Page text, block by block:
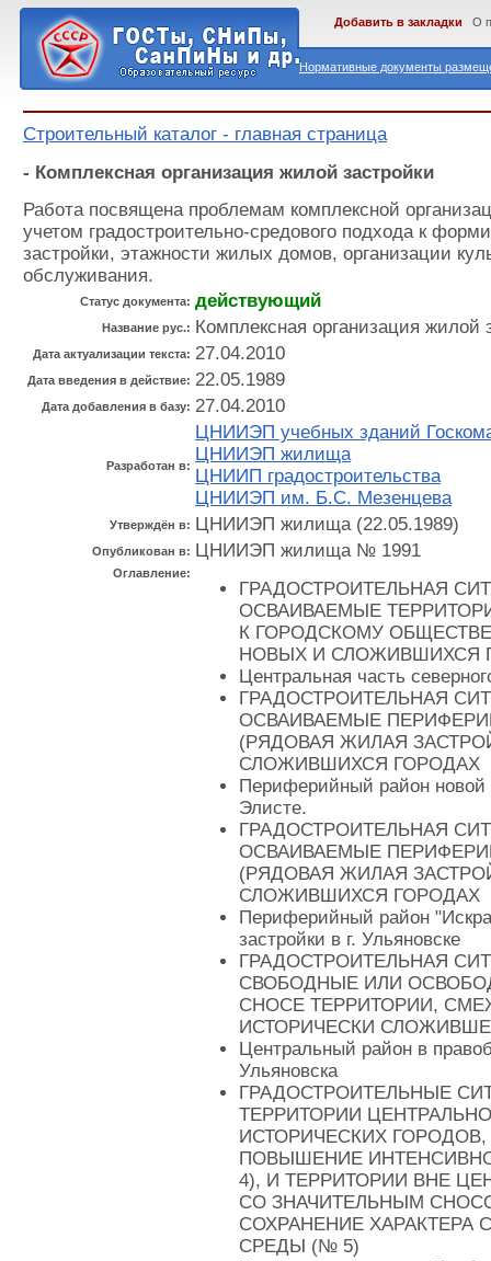
Нормативные документы
Добавить в закладки О
Строительный каталог - главная страница
- Комплексная организация жилой застройки
Работа посвящена проблемам комплексной
учетом градостроительно-средового подхода к
застройки, этажности жилых домов, организации
обслуживания.
Статус документа: действующий
Название рус.: Комплексная организация жилой
Дата актуализации текста: 27.04.2010
Дата введения в действие: 22.05.1989
Дата добавления в базу: 27.04.2010
Разработан в:
ЦНИИЭП учебных зданий
ЦНИИЭП жилища
ЦНИИП градостроительства
ЦНИИЭП им. Б.С. Мезенцева
Утверждён в: ЦНИИЭП жилища (22.05.1989)
Опубликован в: ЦНИИЭП жилища № 1991
Оглавление:
ГРАДОСТРОИТЕЛЬНАЯ
ОСВАИВАЕМЫЕ
К ГОРОДСКОМУ
НОВЫХ И СЛОЖИВШИХСЯ
Центральная часть
ГРАДОСТРОИТЕЛЬНАЯ
ОСВАИВАЕМЫЕ
(РЯДОВАЯ ЖИЛАЯ
СЛОЖИВШИХСЯ ГОРОДАХ
Периферийный район новой
Элисте.
ГРАДОСТРОИТЕЛЬНАЯ
ОСВАИВАЕМЫЕ
(РЯДОВАЯ ЖИЛАЯ
СЛОЖИВШИХСЯ ГОРОДАХ
Периферийный район
застройки в г. Ульяновске
ГРАДОСТРОИТЕЛЬНАЯ
СВОБОДНЫЕ ИЛИ
СНОСЕ ТЕРРИТОРИИ,
ИСТОРИЧЕСКИ
Центральный район в
Ульяновска
ГРАДОСТРОИТЕЛЬНЫЕ
ТЕРРИТОРИИ
ИСТОРИЧЕСКИХ ГОРОДОВ,
ПОВЫШЕНИЕ
4), И ТЕРРИТОРИИ ВНЕ
СО ЗНАЧИТЕЛЬНЫМ
СОХРАНЕНИЕ
СРЕДЫ (№ 5)